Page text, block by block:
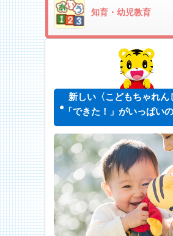
知育・幼児教育
新しい〈こどもちゃれん
「できた！」がいっぱい